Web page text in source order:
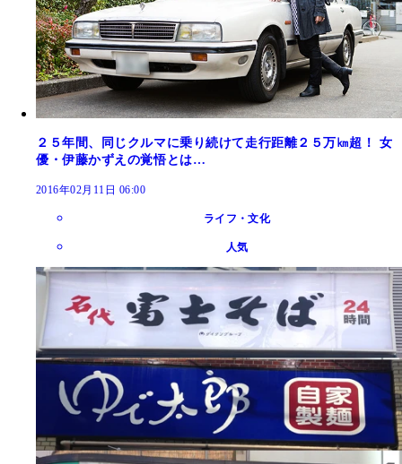
２５年間、同じクルマに乗り続けて走行距離２５万㎞超！ 女
優・伊藤かずえの覚悟とは…
2016年02月11日 06:00
ライフ・文化
人気